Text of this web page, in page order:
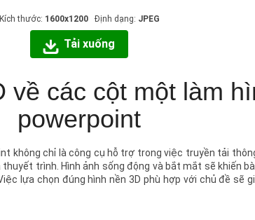
Kích thước: 1600x1200Định dạng: JPEG
Tải xuống
về các cột một làm
powerpoint
không chỉ là công cụ hỗ trợ trong việc truyền tải
trình. Hình ảnh sống động và bắt mắt sẽ khiến
lựa chọn đúng hình nền 3D phù hợp với chủ đề sẽ